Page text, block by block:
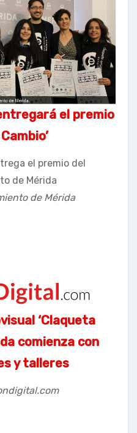
el premio
el premio del
de Mérida
de Mérida
‘Claqueta
comienza con
y talleres